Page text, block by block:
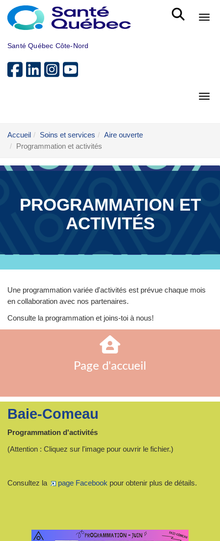
Aller au menu principal
Santé Québec Côte-Nord
Accueil Soins et services
Aire ouverte
Programmation et activités
PROGRAMMATION ET
ACTIVITÉS
Une programmation variée d'activités est prévue chaque mois
en collaboration avec nos partenaires.
Consulte la programmation et joins-toi à nous!
Page d'accueil
Baie-Comeau
Programmation d'activités
(Attention : Cliquez sur l'image pour ouvrir le fichier.)
Consultez la page Facebook pour obtenir plus de détails.